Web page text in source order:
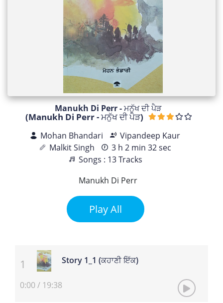
Manukh Di Perr - ਮਨੁੱਖ ਦੀ ਪੈੜ
(Manukh Di Perr - ਮਨੁੱਖ ਦੀ ਪੈੜ)
Mohan Bhandari
Vipandeep Kaur
Malkit Singh
3 h 2 min 32 sec
Songs : 13 Tracks
Manukh Di Perr
Play All
Story 1_1 (ਕਹਾਣੀ ਇੱਕ)
0:00/ 19:38